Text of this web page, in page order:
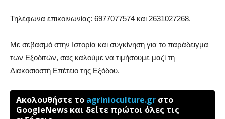
Τηλέφωνα επικοινωνίας: 6977077574 και 2631027268.
Με σεβασμό στην Ιστορία και συγκίνηση για το παράδειγμα
των Εξοδιτών, σας καλούμε να τιμήσουμε μαζί τη
Διακοσιοστή Επέτειο της Εξόδου.
Ακολουθήστε το agrinioculture.gr στο
GoogleNews και δείτε πρώτοι όλες τις